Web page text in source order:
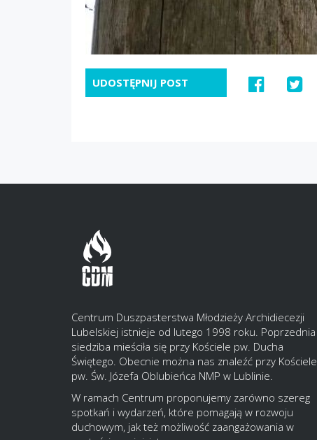
UDOSTĘPNIJ POST
Centrum Duszpasterstwa Młodzieży Archidiecezji
Lubelskiej istnieje od lutego 1998 roku. Poprzednia
siedziba mieściła się przy Kościele pw. Ducha
Świętego. Obecnie można nas znaleźć przy Kościele
pw. Św. Józefa Oblubieńca NMP w Lublinie.
W ramach Centrum proponujemy zarówno szereg
spotkań i wydarzeń, które pomagają w rozwoju
duchowym, jak też możliwość zaangażowania w